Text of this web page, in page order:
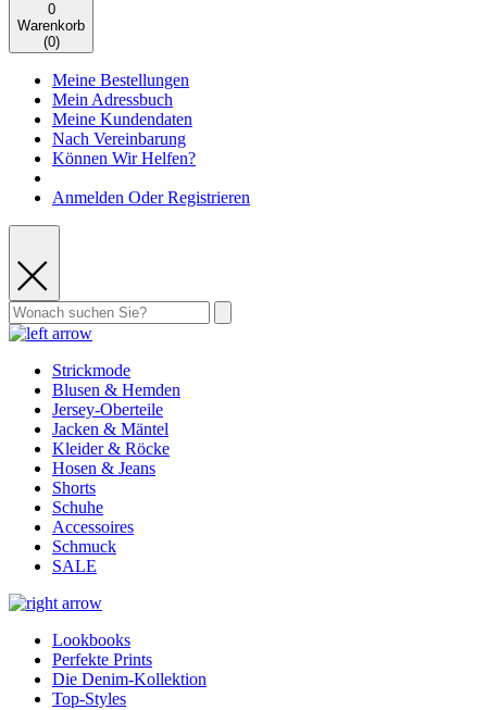
0
Warenkorb
(0)
Meine Bestellungen
Mein Adressbuch
Meine Kundendaten
Nach Vereinbarung
Können Wir Helfen?
Anmelden Oder Registrieren
Strickmode
Blusen & Hemden
Jersey-Oberteile
Jacken & Mäntel
Kleider & Röcke
Hosen & Jeans
Shorts
Schuhe
Accessoires
Schmuck
SALE
Lookbooks
Perfekte Prints
Die Denim-Kollektion
Top-Styles